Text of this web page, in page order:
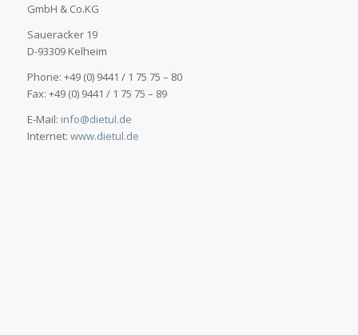
GmbH & Co.KG
Saueracker 19
D-93309 Kelheim
Phone: +49 (0) 9441 / 1 75 75 – 80
Fax: +49 (0) 9441 / 1 75 75 – 89
E-Mail: info@dietul.de
Internet: www.dietul.de